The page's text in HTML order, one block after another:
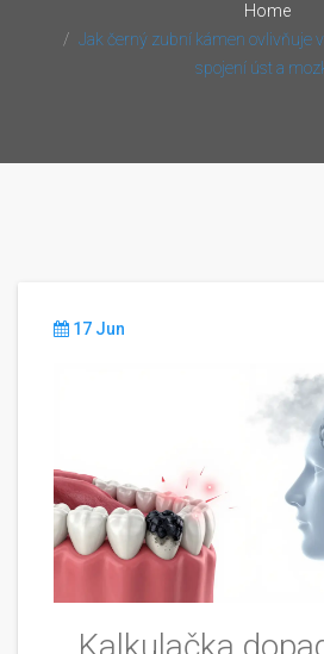
Home
Jak černý zubní kámen ovlivňuje
spojení úst a
17 Jun